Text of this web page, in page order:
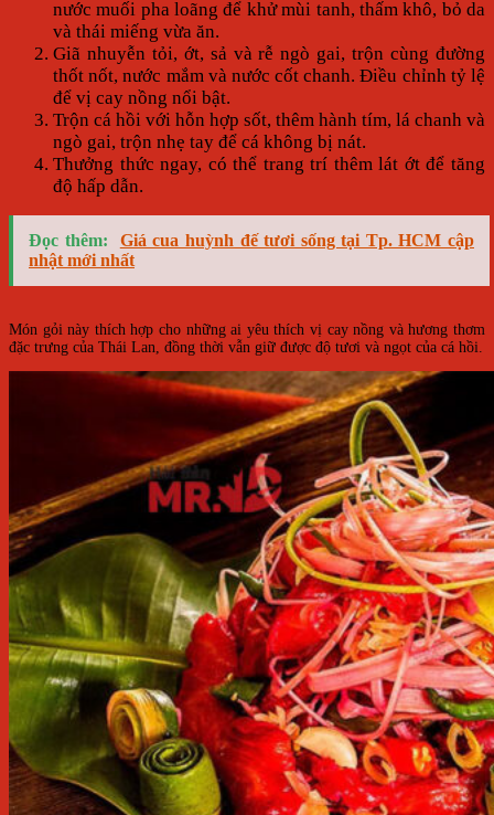
nước muối pha loãng để khử mùi tanh, thấm khô, bỏ da
và thái miếng vừa ăn.
Giã nhuyễn tỏi, ớt, sả và rễ ngò gai, trộn cùng đường
thốt nốt, nước mắm và nước cốt chanh. Điều chỉnh tỷ lệ
để vị cay nồng nổi bật.
Trộn cá hồi với hỗn hợp sốt, thêm hành tím, lá chanh và
ngò gai, trộn nhẹ tay để cá không bị nát.
Thưởng thức ngay, có thể trang trí thêm lát ớt để tăng
độ hấp dẫn.
Đọc thêm:
Giá cua huỳnh đế tươi sống tại Tp. HCM cập
nhật mới nhất
Món gỏi này thích hợp cho những ai yêu thích vị cay nồng và hương thơm
đặc trưng của Thái Lan, đồng thời vẫn giữ được độ tươi và ngọt của cá hồi.